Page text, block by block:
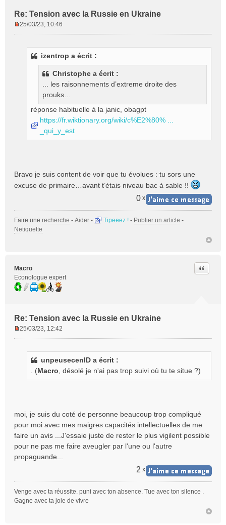
Re: Tension avec la Russie en Ukraine
25/03/23, 10:46
izentrop a écrit :
Christophe a écrit :
... les raisonnements d’extreme droite des
prouks…
réponse habituelle à la janic, obagpt
https://fr.wiktionary.org/wiki/c%E2%80% ...
_qui_y_est
Bravo je suis content de voir que tu évolues : tu sors une
excuse de primaire…avant t’étais niveau bac à sable !!
0 x
Faire une recherche - Aider - Tipeeez ! - Publier un article -
Netiquette
Macro
Econologue expert
Re: Tension avec la Russie en Ukraine
Citer
n
l
u
25/03/23, 12:42
unpeusecenID a écrit :
. (Macro , désolé je n'ai pas trop suivi où tu te situe ?)
moi, je suis du coté de personne beaucoup trop compliqué
pour moi avec mes maigres capacités intellectuelles de me
faire un avis ...J'essaie juste de rester le plus vigilent possible
pour ne pas me faire aveugler par l'une ou l'autre
propaguande...
2 x
Venge avec ta réussite. puni avec ton absence. Tue avec ton silence .
Gagne avec ta joie de vivre